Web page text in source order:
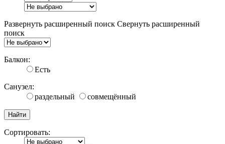
Развернуть расширенный поиск Свернуть расширенный
поиск
Балкон:
Есть
Санузел:
раздельный
совмещённый
Сортировать: